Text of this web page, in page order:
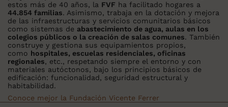
estos más de 40 años, la FVF ha facilitado hogares a
44.854 familias. Asimismo, trabaja en la dotación y mejora
de las infraestructuras y servicios comunitarios básicos
como sistemas de abastecimiento de agua, aulas en los
colegios públicos o la creación de salas comunes. También
construye y gestiona sus equipamientos propios,
como hospitales, escuelas residenciales, oficinas
regionales, etc., respetando siempre el entorno y con
materiales autóctonos, bajo los principios básicos de
edificación: funcionalidad, seguridad estructural y
habitabilidad.
Conoce mejor la Fundación Vicente Ferrer